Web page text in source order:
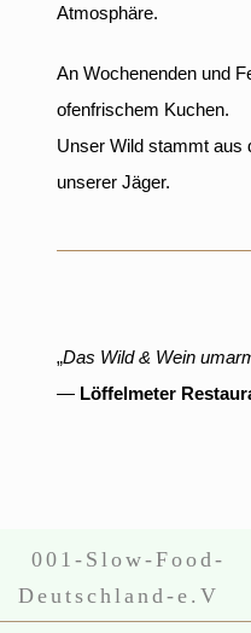
Atmosphäre.
An Wochenenden und
ofenfrischem Kuchen.
Unser Wild stammt aus
unserer Jäger.
„Das Wild & Wein
— Löffelmeter